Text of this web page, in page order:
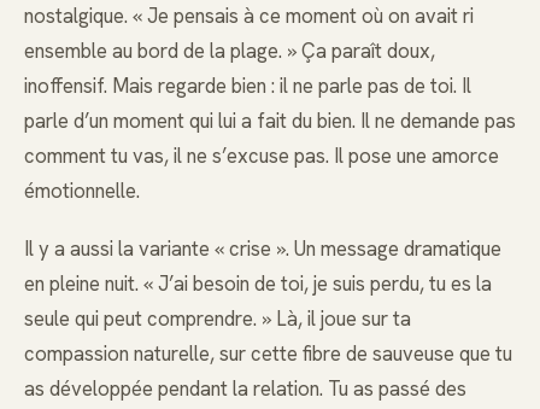
nostalgique. « Je pensais à ce moment où on avait ri
ensemble au bord de la plage. » Ça paraît doux,
inoffensif. Mais regarde bien : il ne parle pas de toi. Il
parle d’un moment qui lui a fait du bien. Il ne demande pas
comment tu vas, il ne s’excuse pas. Il pose une amorce
émotionnelle.
Il y a aussi la variante « crise ». Un message dramatique
en pleine nuit. « J’ai besoin de toi, je suis perdu, tu es la
seule qui peut comprendre. » Là, il joue sur ta
compassion naturelle, sur cette fibre de sauveuse que tu
as développée pendant la relation. Tu as passé des